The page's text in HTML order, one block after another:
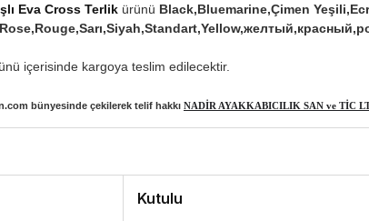
Eva Cross Terlik ürünü Black,Bluemarine,Çimen
içerisinde kargoya teslim edilecektir.
bünyesinde çekilerek telif hakkı NADİR AYAKKABICILIK SAN ve TİC
Kutulu